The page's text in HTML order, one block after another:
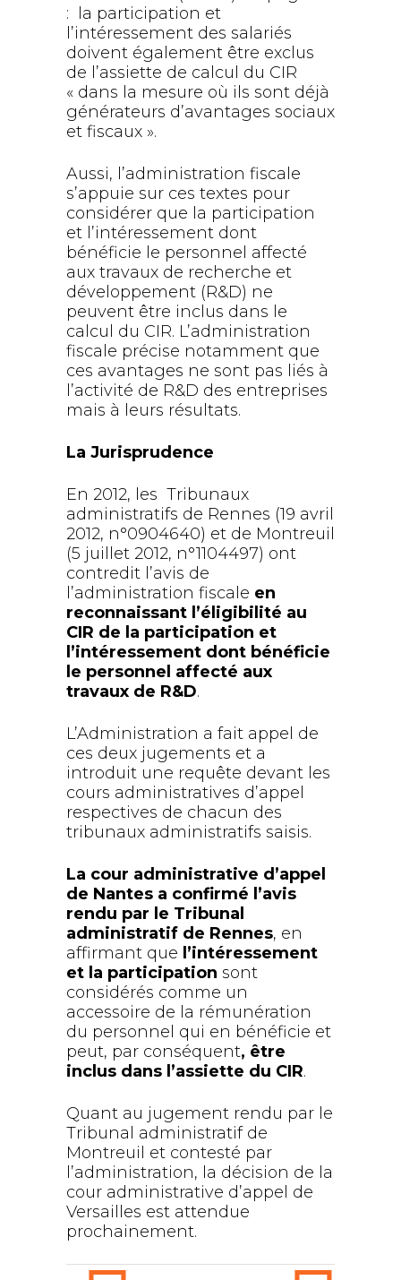
: la participation et
l’intéressement des salariés
doivent également être exclus
de l’assiette de calcul du CIR
« dans la mesure où ils sont déjà
générateurs d’avantages sociaux
et fiscaux ».
Aussi, l’administration fiscale
s’appuie sur ces textes pour
considérer que la participation
et l’intéressement dont
bénéficie le personnel affecté
aux travaux de recherche et
développement (R&D) ne
peuvent être inclus dans le
calcul du CIR. L’administration
fiscale précise notamment que
ces avantages ne sont pas liés à
l’activité de R&D des entreprises
mais à leurs résultats.
La Jurisprudence
En 2012, les Tribunaux
administratifs de Rennes (19 avril
2012, n°0904640) et de Montreuil
(5 juillet 2012, n°1104497) ont
contredit l’avis de
l’administration fiscale en
reconnaissant l’éligibilité au
CIR de la participation et
l’intéressement dont bénéficie
le personnel affecté aux
travaux de R&D.
L’Administration a fait appel de
ces deux jugements et a
introduit une requête devant les
cours administratives d’appel
respectives de chacun des
tribunaux administratifs saisis.
La cour administrative d’appel
de Nantes a confirmé l’avis
rendu par le Tribunal
administratif de Rennes, en
affirmant que l’intéressement
et la participation sont
considérés comme un
accessoire de la rémunération
du personnel qui en bénéficie et
peut, par conséquent, être
inclus dans l’assiette du CIR.
Quant au jugement rendu par le
Tribunal administratif de
Montreuil et contesté par
l’administration, la décision de la
cour administrative d’appel de
Versailles est attendue
prochainement.